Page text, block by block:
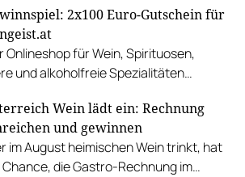
den Weinherbst. Er ist
und Haltung zugleich – eine
der Ernte, Landschaft und
2x100 Euro-Gutschein für
Onlineshop für Wein, Spirituosen,
und alkoholfreie Spezialitäten
Wein lädt ein: Rechnung
und gewinnen
im August heimischen Wein trinkt, hat
Chance, die Gastro-Rechnung im